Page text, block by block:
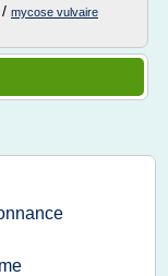
/ mycose vulvaire